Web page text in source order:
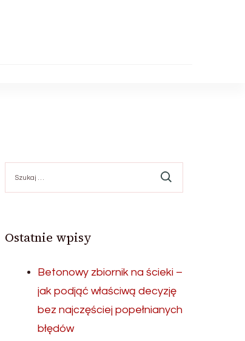
Ostatnie wpisy
Betonowy zbiornik na ścieki –
jak podjąć właściwą decyzję
bez najczęściej popełnianych
błędów